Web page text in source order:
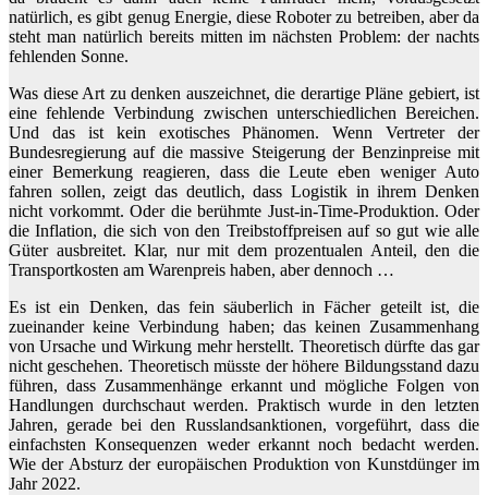
natürlich, es gibt genug Energie, diese Roboter zu betreiben, aber da
steht man natürlich bereits mitten im nächsten Problem: der nachts
fehlenden Sonne.
Was diese Art zu denken auszeichnet, die derartige Pläne gebiert, ist
eine fehlende Verbindung zwischen unterschiedlichen Bereichen.
Und das ist kein exotisches Phänomen. Wenn Vertreter der
Bundesregierung auf die massive Steigerung der Benzinpreise mit
einer Bemerkung reagieren, dass die Leute eben weniger Auto
fahren sollen, zeigt das deutlich, dass Logistik in ihrem Denken
nicht vorkommt. Oder die berühmte Just-in-Time-Produktion. Oder
die Inflation, die sich von den Treibstoffpreisen auf so gut wie alle
Güter ausbreitet. Klar, nur mit dem prozentualen Anteil, den die
Transportkosten am Warenpreis haben, aber dennoch …
Es ist ein Denken, das fein säuberlich in Fächer geteilt ist, die
zueinander keine Verbindung haben; das keinen Zusammenhang
von Ursache und Wirkung mehr herstellt. Theoretisch dürfte das gar
nicht geschehen. Theoretisch müsste der höhere Bildungsstand dazu
führen, dass Zusammenhänge erkannt und mögliche Folgen von
Handlungen durchschaut werden. Praktisch wurde in den letzten
Jahren, gerade bei den Russlandsanktionen, vorgeführt, dass die
einfachsten Konsequenzen weder erkannt noch bedacht werden.
Wie der Absturz der europäischen Produktion von Kunstdünger im
Jahr 2022.